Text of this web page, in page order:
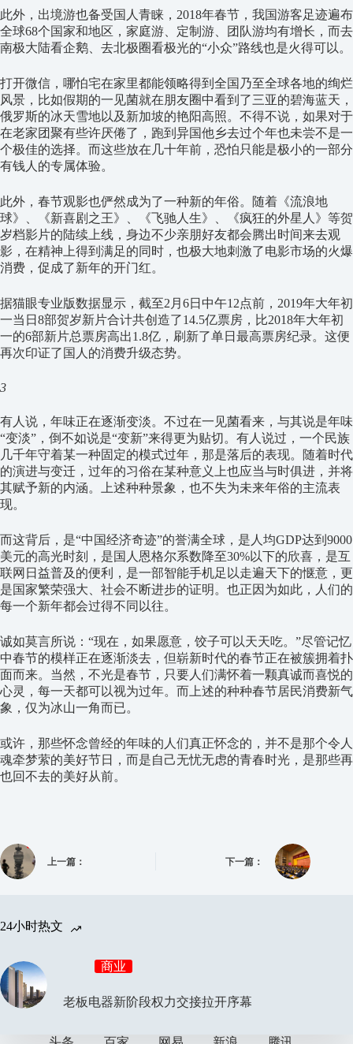
此外，出境游也备受国人青睐，2018年春节，我国游客足迹遍布
全球68个国家和地区，家庭游、定制游、团队游均有增长，而去
南极大陆看企鹅、去北极圈看极光的“小众”路线也是火得可以。
打开微信，哪怕宅在家里都能领略得到全国乃至全球各地的绚烂
风景，比如假期的一见菌就在朋友圈中看到了三亚的碧海蓝天，
俄罗斯的冰天雪地以及新加坡的艳阳高照。不得不说，如果对于
在老家团聚有些许厌倦了，跑到异国他乡去过个年也未尝不是一
个极佳的选择。而这些放在几十年前，恐怕只能是极小的一部分
有钱人的专属体验。
此外，春节观影也俨然成为了一种新的年俗。随着《流浪地
球》、《新喜剧之王》、《飞驰人生》、《疯狂的外星人》等贺
岁档影片的陆续上线，身边不少亲朋好友都会腾出时间来去观
影，在精神上得到满足的同时，也极大地刺激了电影市场的火爆
消费，促成了新年的开门红。
据猫眼专业版数据显示，截至2月6日中午12点前，2019年大年初
一当日8部贺岁新片合计共创造了14.5亿票房，比2018年大年初
一的6部新片总票房高出1.8亿，刷新了单日最高票房纪录。这便
再次印证了国人的消费升级态势。
3
有人说，年味正在逐渐变淡。不过在一见菌看来，与其说是年味
“变淡”，倒不如说是“变新”来得更为贴切。有人说过，一个民族
几千年守着某一种固定的模式过年，那是落后的表现。随着时代
的演进与变迁，过年的习俗在某种意义上也应当与时俱进，并将
其赋予新的内涵。上述种种景象，也不失为未来年俗的主流表
现。
而这背后，是“中国经济奇迹”的誉满全球，是人均GDP达到9000
美元的高光时刻，是国人恩格尔系数降至30%以下的欣喜，是互
联网日益普及的便利，是一部智能手机足以走遍天下的惬意，更
是国家繁荣强大、社会不断进步的证明。也正因为如此，人们的
每一个新年都会过得不同以往。
诚如莫言所说：“现在，如果愿意，饺子可以天天吃。”尽管记忆
中春节的模样正在逐渐淡去，但崭新时代的春节正在被簇拥着扑
面而来。当然，不光是春节，只要人们满怀着一颗真诚而喜悦的
心灵，每一天都可以视为过年。而上述的种种春节居民消费新气
象，仅为冰山一角而已。
或许，那些怀念曾经的年味的人们真正怀念的，并不是那个令人
魂牵梦萦的美好节日，而是自己无忧无虑的青春时光，是那些再
也回不去的美好从前。
上一篇： 下一篇：
24小时热文
商业
老板电器新阶段权力交接拉开序幕